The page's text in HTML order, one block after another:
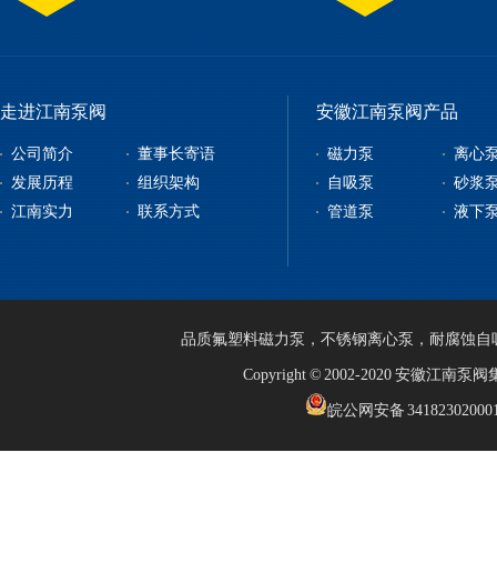
走进江南泵阀
公司简介
董事长寄语
发展历程
组织架构
江南实力
联系方式
安徽江南泵阀产品
磁力泵
离心
自吸泵
砂浆
管道泵
液下
品质氟塑料磁力泵 ， 不锈钢离心泵 ， 耐腐蚀自
Copyright © 2002-2020 安徽江南泵
皖公网安备